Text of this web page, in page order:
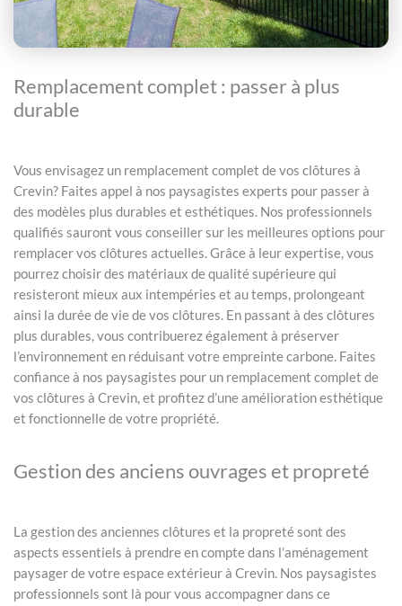
Remplacement complet : passer à plus
durable
Vous envisagez un remplacement complet de vos clôtures à
Crevin? Faites appel à nos paysagistes experts pour passer à
des modèles plus durables et esthétiques. Nos professionnels
qualifiés sauront vous conseiller sur les meilleures options pour
remplacer vos clôtures actuelles. Grâce à leur expertise, vous
pourrez choisir des matériaux de qualité supérieure qui
resisteront mieux aux intempéries et au temps, prolongeant
ainsi la durée de vie de vos clôtures. En passant à des clôtures
plus durables, vous contribuerez également à préserver
l’environnement en réduisant votre empreinte carbone. Faites
confiance à nos paysagistes pour un remplacement complet de
vos clôtures à Crevin, et profitez d’une amélioration esthétique
et fonctionnelle de votre propriété.
Gestion des anciens ouvrages et propreté
La gestion des anciennes clôtures et la propreté sont des
aspects essentiels à prendre en compte dans l’aménagement
paysager de votre espace extérieur à Crevin. Nos paysagistes
professionnels sont là pour vous accompagner dans ce